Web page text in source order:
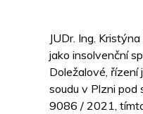
JUDr. Ing.
jako insolvenční
Doležalové, řízení
soudu v Plzni pod
9086 / 2021,